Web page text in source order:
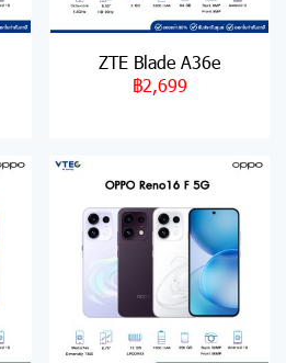
ZTE Blade A36e
฿2,699